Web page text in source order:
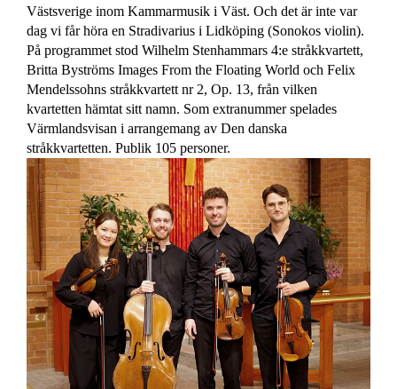
Västsverige inom Kammarmusik i Väst. Och det är inte var
dag vi får höra en Stradivarius i Lidköping (Sonokos violin).
På programmet stod Wilhelm Stenhammars 4:e stråkkvartett,
Britta Byströms Images From the Floating World och Felix
Mendelssohns stråkkvartett nr 2, Op. 13, från vilken
kvartetten hämtat sitt namn. Som extranummer spelades
Värmlandsvisan i arrangemang av Den danska
stråkkvartetten. Publik 105 personer.